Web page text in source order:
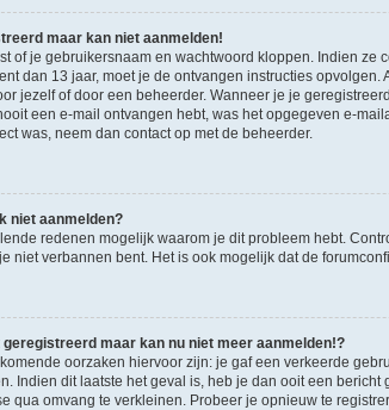
maar kan niet aanmelden!
of je gebruikersnaam en wachtwoord kloppen. Indien ze
dan 13 jaar, moet je de ontvangen instructies
jezelf of door een beheerder. Wanneer je je
een e-mail ontvangen hebt, was het opgegeven e-
was, neem dan contact op met de beheerder.
niet aanmelden?
redenen mogelijk waarom je dit probleem hebt.
niet verbannen bent. Het is ook mogelijk dat de
geregistreerd maar kan nu niet meer aanmelden!?
oorzaken hiervoor zijn: je gaf een verkeerde
Indien dit laatste het geval is, heb je dan ooit een
qua omvang te verkleinen. Probeer je opnieuw te